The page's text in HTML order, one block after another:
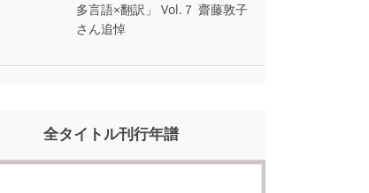
多言語×翻訳」 Vol.７ 齋藤敦子
さん追悼
全タイトル刊行年譜